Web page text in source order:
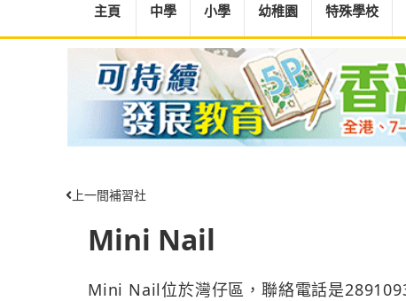
主頁 中學 小學 幼稚園 特殊學校
上一間補習社
Mini Nail
Mini Nail位於灣仔區，聯絡電話是